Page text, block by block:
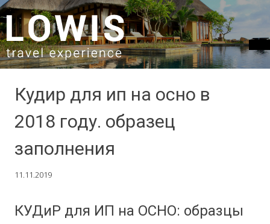
SKIP TO CONTENT
Кудир для ип на осно в
2018 году. образец
заполнения
11.11.2019
КУДиР для ИП на ОСНО: образцы